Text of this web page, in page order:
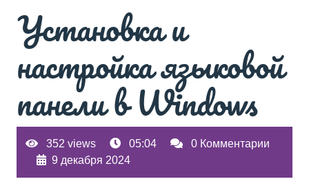
Установка и
настройка языковой
панели в Windows
352 views 05:04
0 Комментарии
9 декабря 2024